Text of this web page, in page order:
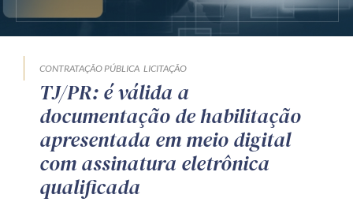
CONTRATAÇÃO PÚBLICA LICITAÇÃO
TJ/PR: é válida a
documentação de habilitação
apresentada em meio digital
com assinatura eletrônica
qualificada